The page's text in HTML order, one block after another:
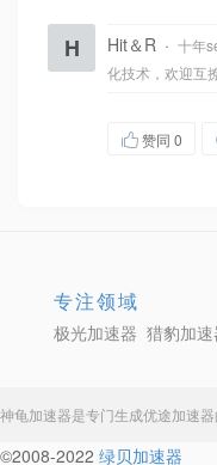
H Hit＆R · 十年
化技术，欢迎互
赞同 0
专注领域
极光加速器 猎豹加速
神龟加速器是专门生成优途加速器
©2008-2022 绿贝加速器